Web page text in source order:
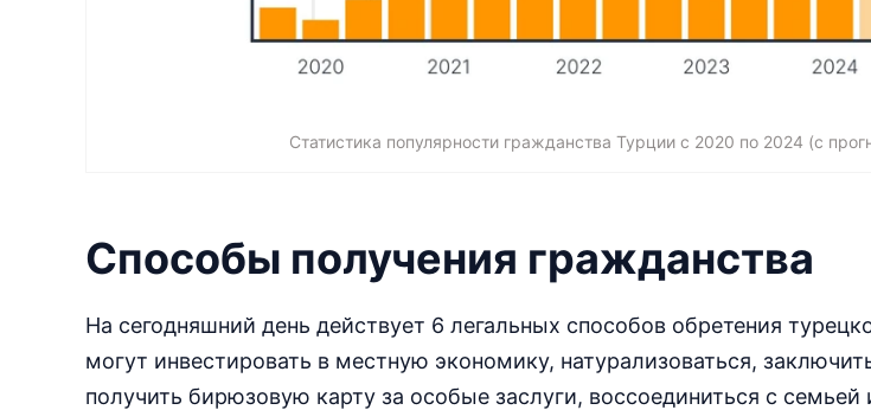
Статистика популярности гражданства Турции с 2020 по 2024 (с
Способы получения гражданства
На сегодняшний день действует 6 легальных способов обретения
могут инвестировать в местную экономику, натурализоваться,
получить бирюзовую карту за особые заслуги, воссоединиться с